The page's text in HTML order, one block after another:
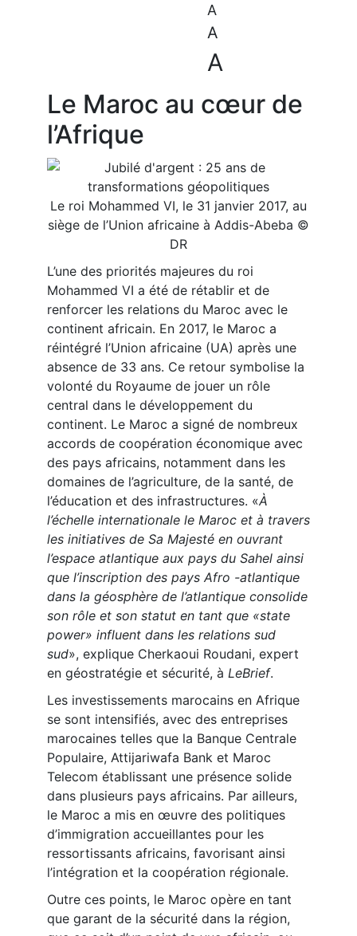
A
A
A
Le Maroc au cœur de
l’Afrique
Le roi Mohammed VI, le 31 janvier 2017, au
siège de l’Union africaine à Addis-Abeba ©
DR
L’une des priorités majeures du roi
Mohammed VI a été de rétablir et de
renforcer les relations du Maroc avec le
continent africain. En 2017, le Maroc a
réintégré l’Union africaine (UA) après une
absence de 33 ans. Ce retour symbolise la
volonté du Royaume de jouer un rôle
central dans le développement du
continent. Le Maroc a signé de nombreux
accords de coopération économique avec
des pays africains, notamment dans les
domaines de l’agriculture, de la santé, de
l’éducation et des infrastructures. «À
l’échelle internationale le Maroc et à travers
les initiatives de Sa Majesté en ouvrant
l’espace atlantique aux pays du Sahel ainsi
que l’inscription des pays Afro -atlantique
dans la géosphère de l’atlantique consolide
son rôle et son statut en tant que «state
power» influent dans les relations sud
sud», explique Cherkaoui Roudani, expert
en géostratégie et sécurité, à LeBrief.
Les investissements marocains en Afrique
se sont intensifiés, avec des entreprises
marocaines telles que la Banque Centrale
Populaire, Attijariwafa Bank et Maroc
Telecom établissant une présence solide
dans plusieurs pays africains. Par ailleurs,
le Maroc a mis en œuvre des politiques
d’immigration accueillantes pour les
ressortissants africains, favorisant ainsi
l’intégration et la coopération régionale.
Outre ces points, le Maroc opère en tant
que garant de la sécurité dans la région,